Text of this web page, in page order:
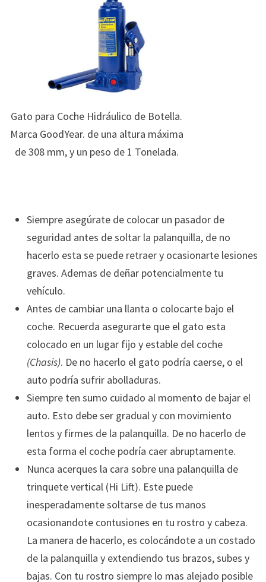
Gato para Coche Hidráulico de Botella.
Marca GoodYear. de una altura máxima
de 308 mm, y un peso de 1 Tonelada.
Siempre asegúrate de colocar un pasador de
seguridad antes de soltar la palanquilla, de no
hacerlo esta se puede retraer y ocasionarte lesiones
graves. Ademas de deñar potencialmente tu
vehículo.
Antes de cambiar una llanta o colocarte bajo el
coche. Recuerda asegurarte que el gato esta
colocado en un lugar fijo y estable del coche
(Chasis). De no hacerlo el gato podría caerse, o el
auto podría sufrir abolladuras.
Siempre ten sumo cuidado al momento de bajar el
auto. Esto debe ser gradual y con movimiento
lentos y firmes de la palanquilla. De no hacerlo de
esta forma el coche podría caer abruptamente.
Nunca acerques la cara sobre una palanquilla de
trinquete vertical (Hi Lift). Este puede
inesperadamente soltarse de tus manos
ocasionandote contusiones en tu rostro y cabeza.
La manera de hacerlo, es colocándote a un costado
de la palanquilla y extendiendo tus brazos, subes y
bajas. Con tu rostro siempre lo mas alejado posible